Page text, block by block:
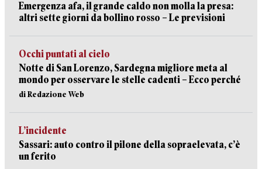
Emergenza afa, il grande caldo non molla la presa:
altri sette giorni da bollino rosso – Le previsioni
Occhi puntati al cielo
Notte di San Lorenzo, Sardegna migliore meta al
mondo per osservare le stelle cadenti – Ecco perché
di Redazione Web
L’incidente
Sassari: auto contro il pilone della sopraelevata, c’è
un ferito